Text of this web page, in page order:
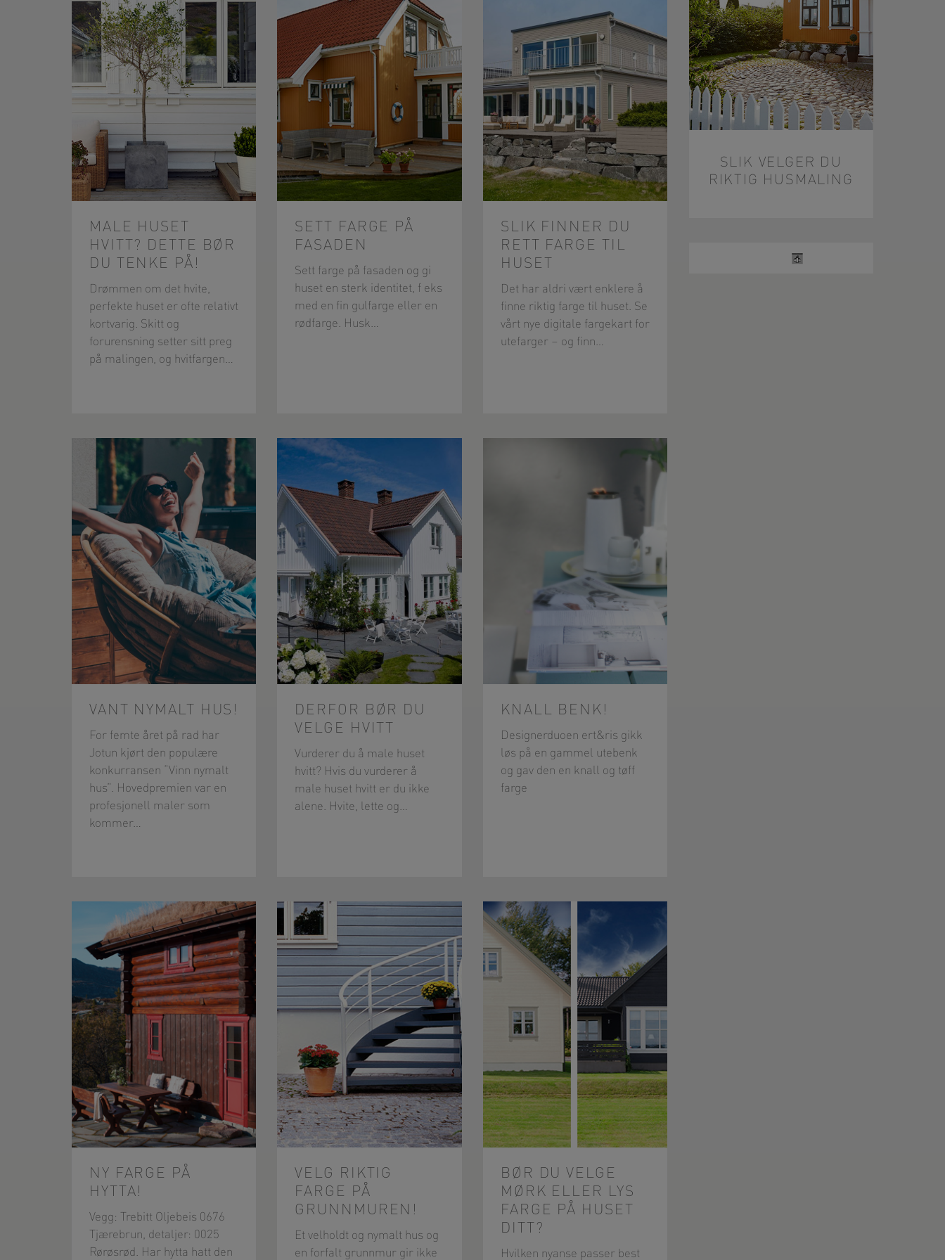
MALE HUSET
HVITT? DETTE BØR
DU TENKE PÅ!
Drømmen om det hvite,
perfekte huset er ofte relativt
kortvarig. Skitt og
forurensning setter sitt preg
på malingen, og hvitfargen…
SETT FARGE PÅ
FASADEN
Sett farge på fasaden og gi
huset en sterk identitet, f eks
med en fin gulfarge eller en
rødfarge. Husk…
SLIK FINNER DU
RETT FARGE TIL
HUSET
Det har aldri vært enklere å
finne riktig farge til huset. Se
vårt nye digitale fargekart for
utefarger – og finn…
VANT NYMALT HUS!
For femte året på rad har
Jotun kjørt den populære
konkurransen “Vinn nymalt
hus”. Hovedpremien var en
profesjonell maler som
kommer…
DERFOR BØR DU
VELGE HVITT
Vurderer du å male huset
hvitt? Hvis du vurderer å
male huset hvitt er du ikke
alene. Hvite, lette og…
KNALL BENK!
Designerduoen ert&ris gikk
løs på en gammel utebenk
og gav den en knall og tøff
farge
NY FARGE PÅ
HYTTA!
Vegg: Trebitt Oljebeis 0676
Tjærebrun, detaljer: 0025
Rørøsrød. Har hytta hatt den
VELG RIKTIG
FARGE PÅ
GRUNNMUREN!
Et velholdt og nymalt hus og
en forfalt grunnmur gir ikke
BØR DU VELGE
MØRK ELLER LYS
FARGE PÅ HUSET
DITT?
Hvilken nyanse passer best
SLIK VELGER DU
RIKTIG HUSMALING